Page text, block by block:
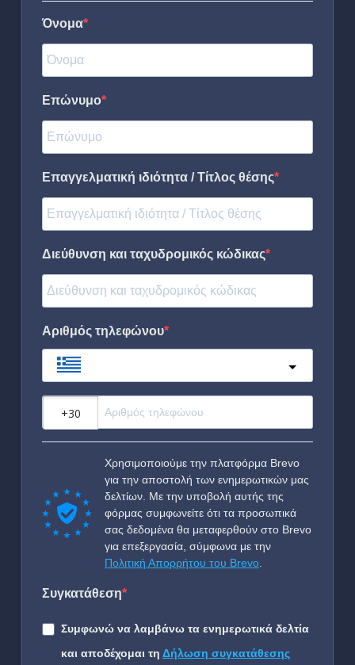
Όνομα
Επώνυμο
Επαγγελματική ιδιότητα / Τίτλος θέσης
Διεύθυνση και ταχυδρομικός κώδικας
Αριθμός τηλεφώνου
Χρησιμοποιούμε την πλατφόρμα Brevo
για την αποστολή των ενημερωτικών μας
δελτίων. Με την υποβολή αυτής της
φόρμας συμφωνείτε ότι τα προσωπικά
σας δεδομένα θα μεταφερθούν στο Brevo
για επεξεργασία, σύμφωνα με την
Πολιτική Απορρήτου του Brevo
Συγκατάθεση
Συμφωνώ να λαμβάνω τα ενημερωτικά δελτία
και αποδέχομαι τη Δήλωση συγκατάθεσης